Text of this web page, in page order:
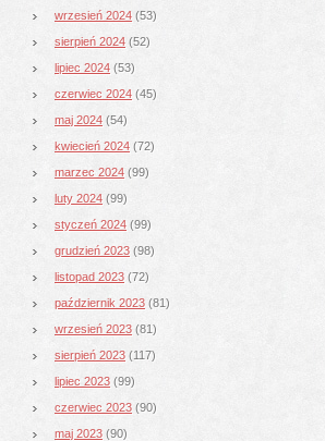
wrzesień 2024 (53)
sierpień 2024 (52)
lipiec 2024 (53)
czerwiec 2024 (45)
maj 2024 (54)
kwiecień 2024 (72)
marzec 2024 (99)
luty 2024 (99)
styczeń 2024 (99)
grudzień 2023 (98)
listopad 2023 (72)
październik 2023 (81)
wrzesień 2023 (81)
sierpień 2023 (117)
lipiec 2023 (99)
czerwiec 2023 (90)
maj 2023 (90)